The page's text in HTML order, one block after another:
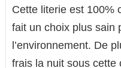
Cette literie est 100%
fait un choix plus sain
l’environnement. De
frais la nuit sous cette